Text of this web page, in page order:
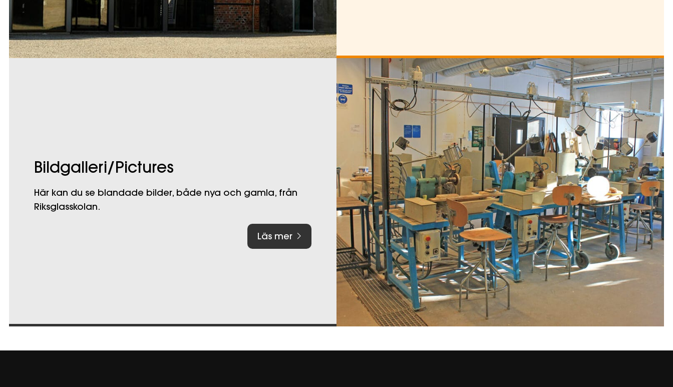
Bildgalleri/Pictures
Här kan du se blandade bilder, både nya och gamla, från
Riksglasskolan.
Läs mer